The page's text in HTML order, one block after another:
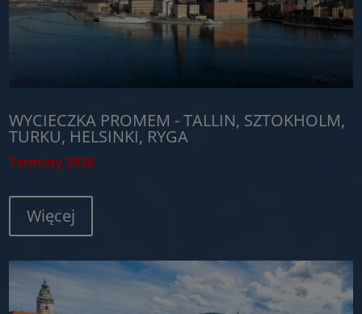
WYCIECZKA PROMEM - TALLIN, SZTOKHOLM,
TURKU, HELSINKI, RYGA
Terminy 2026
Więcej